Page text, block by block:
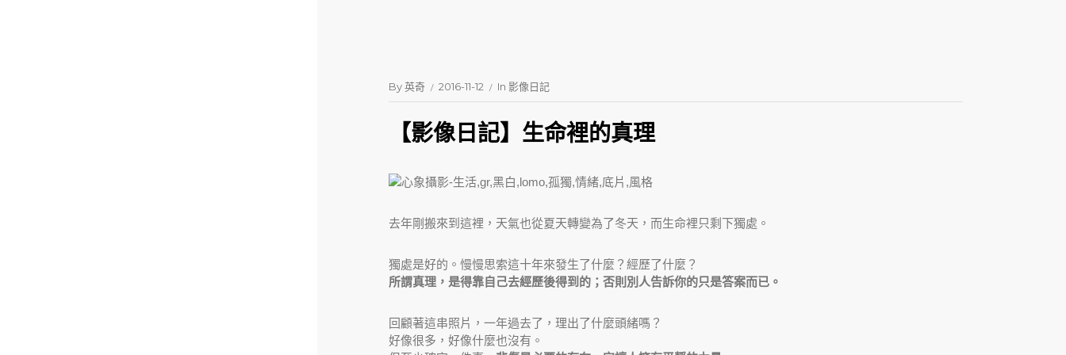
By英奇 2016-11-12 In 影像日記
【影像日記】生命裡的真理
去年剛搬來到這裡，天氣也從夏天轉變為了冬天，而生命裡只剩下獨處。
獨處是好的。慢慢思索這十年來發生了什麼？經歷了什麼？
所謂真理，是得靠自己去經歷後得到的；否則別人告訴你的只是答案而已。
回顧著這串照片，一年過去了，理出了什麼頭緒嗎？
好像很多，好像什麼也沒有。